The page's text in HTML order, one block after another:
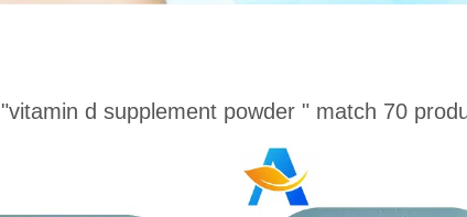
"vitamin d supplement powder " match 70